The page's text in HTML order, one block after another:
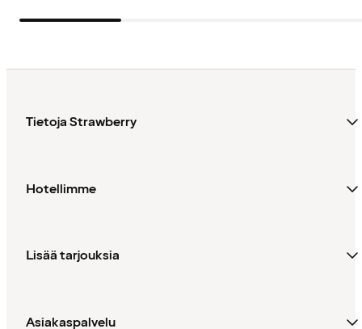
Tietoja Strawberry
Hotellimme
Lisää tarjouksia
Asiakaspalvelu